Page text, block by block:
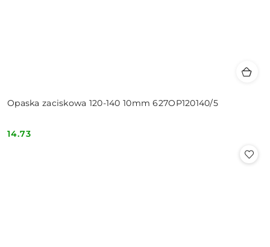
Opaska zaciskowa 120-140 10mm 627OP120140/5
Cena:
14.73